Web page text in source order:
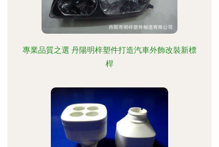
專業品質之選 丹陽明梓塑件打造汽車外飾改裝新標
桿